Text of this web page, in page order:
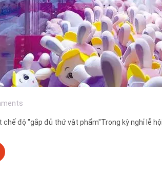
chế độ "gắp đủ thứ vật phẩm"Trong kỳ nghỉ lễ